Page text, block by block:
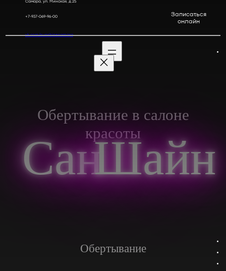
содержимому
Самара, ул. Минская, д.25
+7-937-069-96-00
vk.com/sunshinesamara
Записаться
онлайн
Обертывание в салоне
красоты
Обертывание